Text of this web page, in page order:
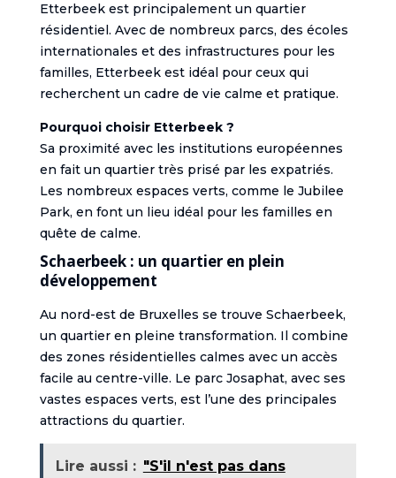
Etterbeek est principalement un quartier
résidentiel. Avec de nombreux parcs, des écoles
internationales et des infrastructures pour les
familles, Etterbeek est idéal pour ceux qui
recherchent un cadre de vie calme et pratique.
Pourquoi choisir Etterbeek ?
Sa proximité avec les institutions européennes
en fait un quartier très prisé par les expatriés.
Les nombreux espaces verts, comme le Jubilee
Park, en font un lieu idéal pour les familles en
quête de calme.
Schaerbeek : un quartier en plein
développement
Au nord-est de Bruxelles se trouve Schaerbeek,
un quartier en pleine transformation. Il combine
des zones résidentielles calmes avec un accès
facile au centre-ville. Le parc Josaphat, avec ses
vastes espaces verts, est l’une des principales
attractions du quartier.
Lire aussi : "S'il n'est pas dans